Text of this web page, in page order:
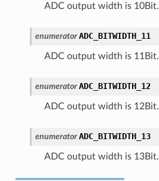
ADC output width is 10Bit.
enumerator ADC_BITWIDTH_11
ADC output width is 11Bit.
enumerator ADC_BITWIDTH_12
ADC output width is 12Bit.
enumerator ADC_BITWIDTH_13
ADC output width is 13Bit.